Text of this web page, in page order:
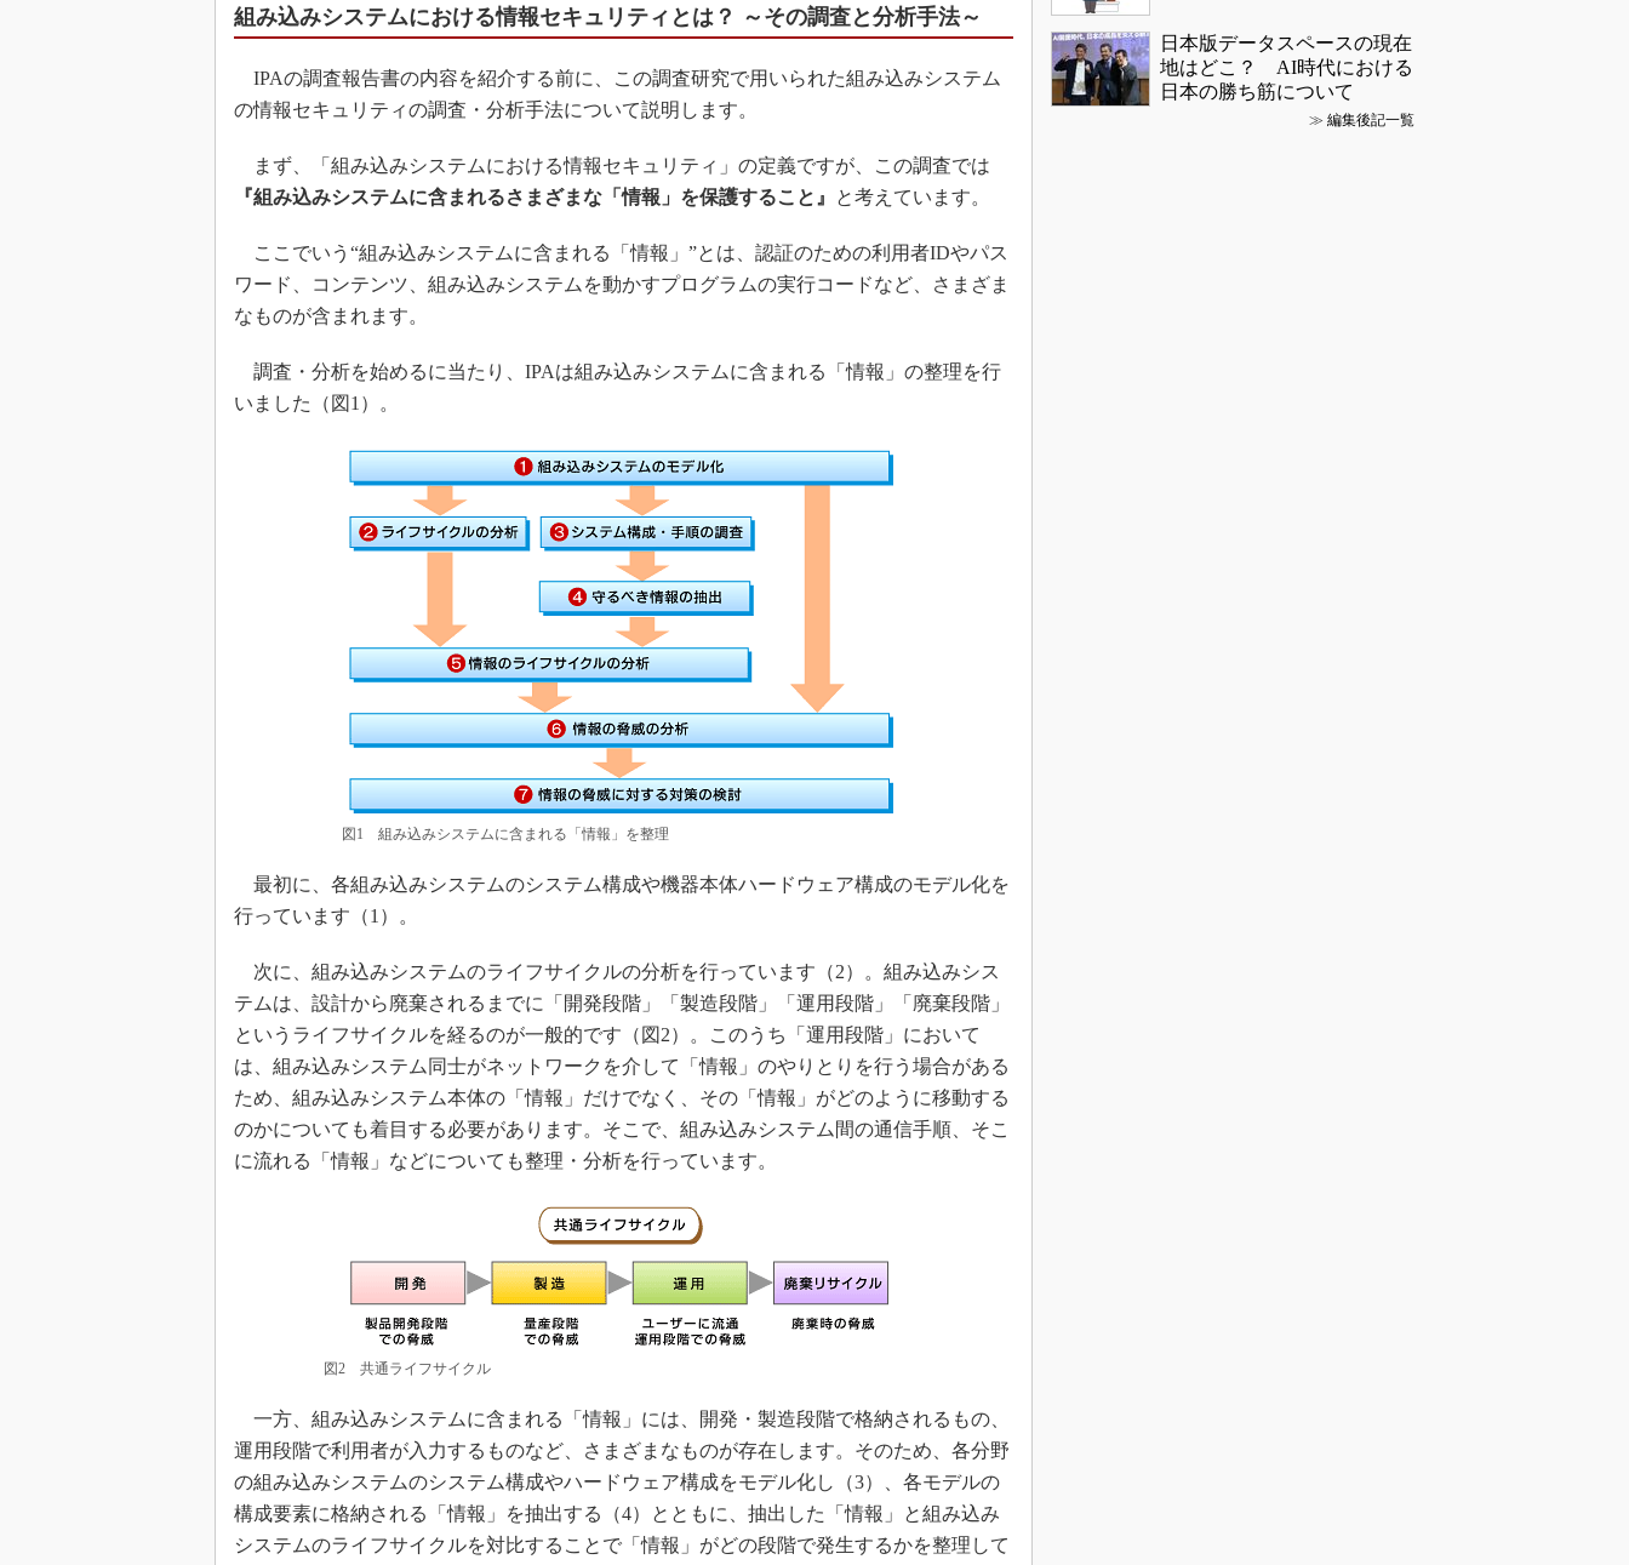
組み込みシステムにおける情報セキュリティとは？ ～その調査と分析手法～
IPAの調査報告書の内容を紹介する前に、この調査研究で用いられた組み込みシステム
の情報セキュリティの調査・分析手法について説明します。
まず、「組み込みシステムにおける情報セキュリティ」の定義ですが、この調査では
『組み込みシステムに含まれるさまざまな「情報」を保護すること』
と考えています。
ここでいう“組み込みシステムに含まれる「情報」”とは、認証のための利用者IDやパス
ワード、コンテンツ、組み込みシステムを動かすプログラムの実行コードなど、さまざま
なものが含まれます。
調査・分析を始めるに当たり、IPAは組み込みシステムに含まれる「情報」の整理を行
いました（図1）。
図1 組み込みシステムに含まれる「情報」を整理
最初に、各組み込みシステムのシステム構成や機器本体ハードウェア構成のモデル化を
行っています（1）。
次に、組み込みシステムのライフサイクルの分析を行っています（2）。組み込みシス
テムは、設計から廃棄されるまでに「開発段階」「製造段階」「運用段階」「廃棄段階」
というライフサイクルを経るのが一般的です（図2）。このうち「運用段階」において
は、組み込みシステム同士がネットワークを介して「情報」のやりとりを行う場合がある
ため、組み込みシステム本体の「情報」だけでなく、その「情報」がどのように移動する
のかについても着目する必要があります。そこで、組み込みシステム間の通信手順、そこ
に流れる「情報」などについても整理・分析を行っています。
図2 共通ライフサイクル
一方、組み込みシステムに含まれる「情報」には、開発・製造段階で格納されるもの、
運用段階で利用者が入力するものなど、さまざまなものが存在します。そのため、各分野
の組み込みシステムのシステム構成やハードウェア構成をモデル化し（3）、各モデルの
構成要素に格納される「情報」を抽出する（4）とともに、抽出した「情報」と組み込み
システムのライフサイクルを対比することで「情報」がどの段階で発生するかを整理して
日本版データスペースの現在
地はどこ？ AI時代における
日本の勝ち筋について
≫ 編集後記一覧